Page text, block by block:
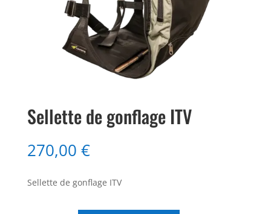
Sellette de gonflage ITV
270,00 €
Sellette de gonflage ITV